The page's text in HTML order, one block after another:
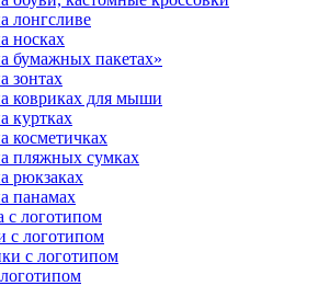
лонгсливе
носках
бумажных пакетах»
зонтах
ковриках для мыши
куртках
косметичках
пляжных сумках
рюкзаках
панамах
с логотипом
с логотипом
с логотипом